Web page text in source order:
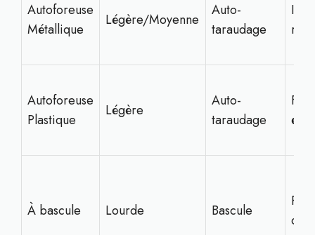
Autoforeuse
Métallique
Légère/Moyenne
Auto-
taraudage
Autoforeuse
Plastique
Légère
Auto-
taraudage
À bascule Lourde Bascule